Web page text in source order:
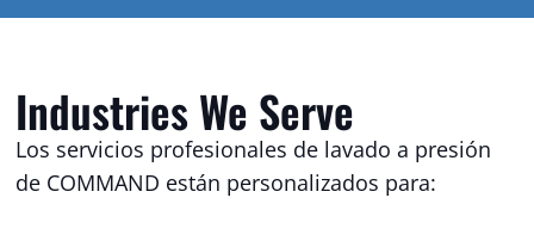
Industries We Serve
Los servicios profesionales de lavado a presión
de COMMAND están personalizados para: